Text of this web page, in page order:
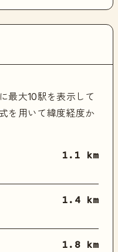
最大10駅を表示して
を用いて緯度経度か
1.1 km
1.4 km
1.8 km